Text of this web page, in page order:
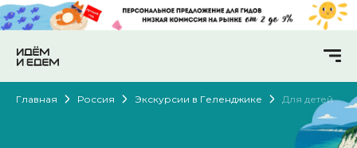
Главная Россия Экскурсии в Геленджике Для детей